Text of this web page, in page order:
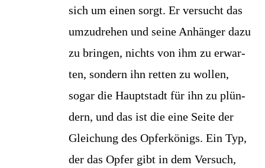
sich um einen sorgt. Er ver­sucht das
umzu­dre­hen und sei­ne Anhän­ger dazu
zu brin­gen, nichts von ihm zu erwar­
ten, son­dern ihn ret­ten zu wol­len,
sogar die Haupt­stadt für ihn zu plün­
dern, und das ist die eine Sei­te der
Glei­chung des Opfer­kö­nigs. Ein Typ,
der das Opfer gibt in dem Ver­such,